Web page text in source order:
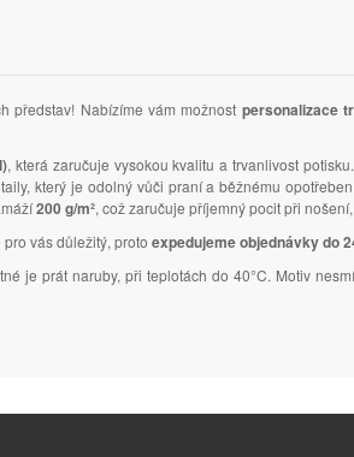
představ! Nabízíme vám možnost personalizace
, která zaručuje vysokou kvalitu a trvanlivost
který je odolný vůči praní a běžnému
200 g/m², což zaručuje příjemný pocit při
pro vás důležitý, proto expedujeme objednávky do
je prát naruby, při teplotách do 40°C. Motiv